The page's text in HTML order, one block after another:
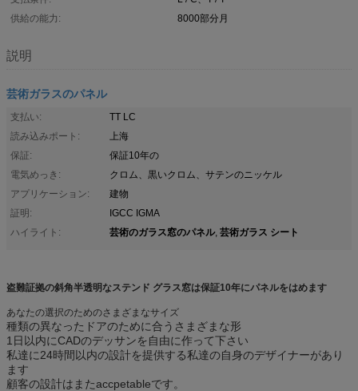
供給の能力:
8000部分月
説明
芸術ガラスのパネル
支払い:
TT LC
読み込みポート:
上海
保証:
保証10年の
電気めっき:
クロム、黒いクロム、サテンのニッケル
アプリケーション:
建物
証明:
IGCC IGMA
ハイライト:
芸術のガラス窓のパネル, 芸術ガラス シート
盗難証拠の斜角半透明なステンド グラス窓は保証10年にパネルをはめます
あなたの選択のためのさまざまなサイズ
種類の異なったドアのために合うさまざまな形
1日以内にCADのデッサンを自由に作って下さい
私達に24時間以内の設計を提供する私達の自身のデザイナーがあり
ます
顧客の設計はまたaccpetableです。